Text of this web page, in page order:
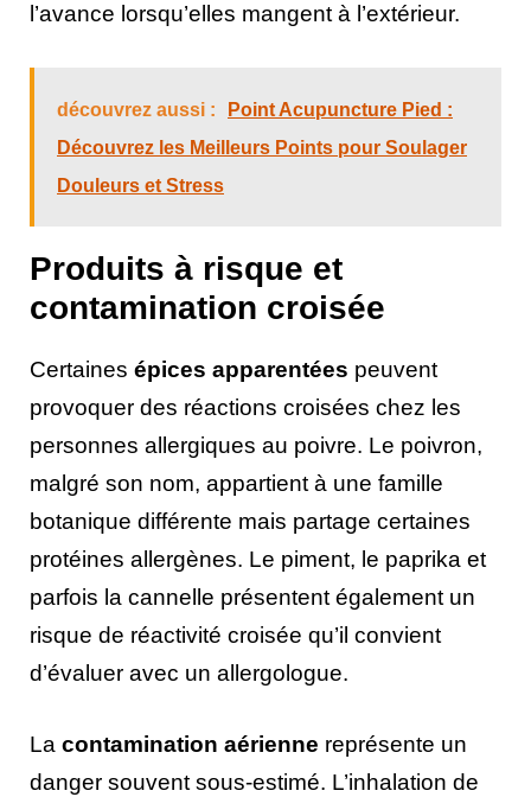
l’avance lorsqu’elles mangent à l’extérieur.
découvrez aussi :
Point Acupuncture Pied :
Découvrez les Meilleurs Points pour Soulager
Douleurs et Stress
Produits à risque et
contamination croisée
Certaines épices apparentées peuvent
provoquer des réactions croisées chez les
personnes allergiques au poivre. Le poivron,
malgré son nom, appartient à une famille
botanique différente mais partage certaines
protéines allergènes. Le piment, le paprika et
parfois la cannelle présentent également un
risque de réactivité croisée qu’il convient
d’évaluer avec un allergologue.
La contamination aérienne représente un
danger souvent sous-estimé. L’inhalation de